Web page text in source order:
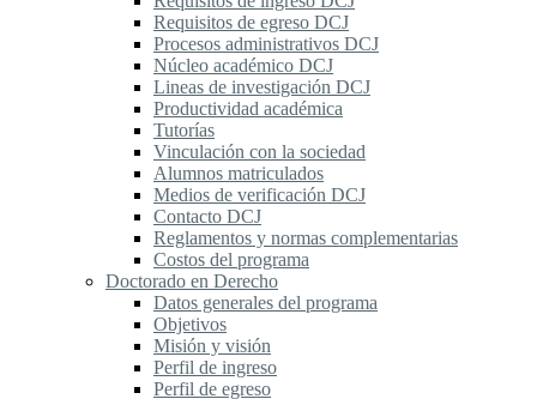
Requisitos de egreso DCJ
Procesos administrativos DCJ
Núcleo académico DCJ
Lineas de investigación DCJ
Productividad académica
Tutorías
Vinculación con la sociedad
Alumnos matriculados
Medios de verificación DCJ
Contacto DCJ
Reglamentos y normas complementarias
Costos del programa
Doctorado en Derecho
Datos generales del programa
Objetivos
Misión y visión
Perfil de ingreso
Perfil de egreso